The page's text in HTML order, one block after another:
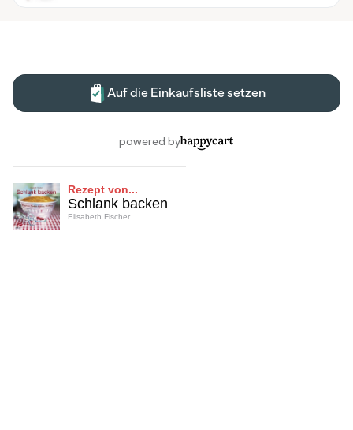
Rezept von...
Schlank backen
Elisabeth Fischer